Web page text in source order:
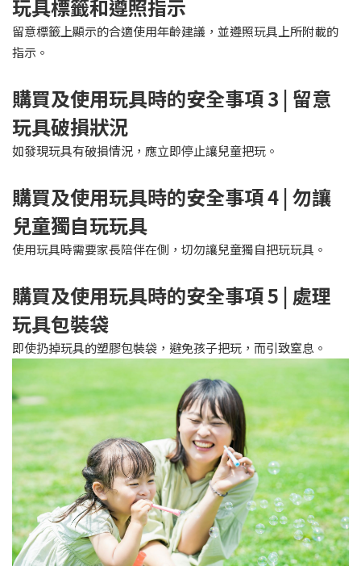
玩具標籤和遵照指示
留意標籤上顯示的合適使用年齡建議，並遵照玩具上所附載的
指示。
購買及使用玩具時的安全事項 3 | 留意
玩具破損狀況
如發現玩具有破損情況，應立即停止讓兒童把玩。
購買及使用玩具時的安全事項 4 | 勿讓
兒童獨自玩玩具
使用玩具時需要家長陪伴在側，切勿讓兒童獨自把玩玩具。
購買及使用玩具時的安全事項 5 | 處理
玩具包裝袋
即使扔掉玩具的塑膠包裝袋，避免孩子把玩，而引致窒息。